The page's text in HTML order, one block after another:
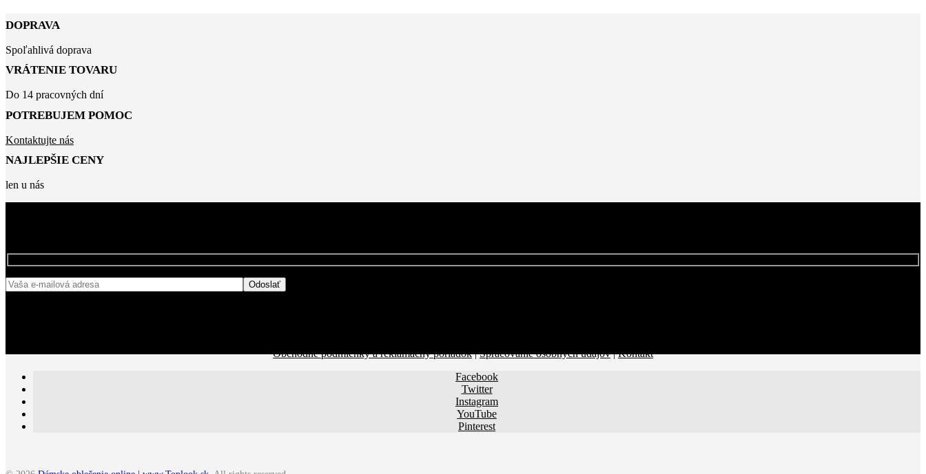
DOPRAVA
Spoľahlivá doprava
VRÁTENIE TOVARU
Do 14 pracovných dní
POTREBUJEM POMOC
Kontaktujte nás
NAJLEPŠIE CENY
len u nás
Obchodné podmienky a reklamačný poriadok|Spracovanie osobných údajov|Kontakt
Facebook
Twitter
Instagram
YouTube
Pinterest